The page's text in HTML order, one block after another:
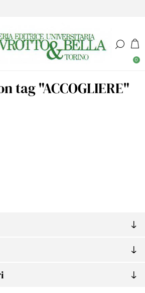
0
tag "ACCOGLIERE"